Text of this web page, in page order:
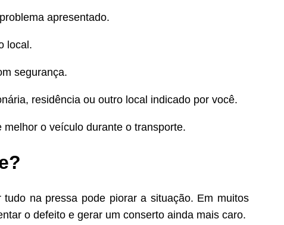
apresentado.
local.
segurança.
residência ou outro local indicado por você.
o veículo durante o transporte.
na pressa pode piorar a situação. Em muitos
o defeito e gerar um conserto ainda mais caro.